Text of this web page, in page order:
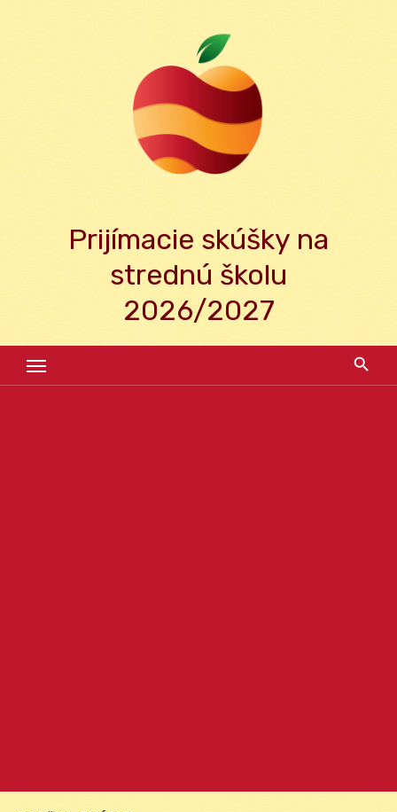
Prijímacie skúšky na
strednú školu
2026/2027